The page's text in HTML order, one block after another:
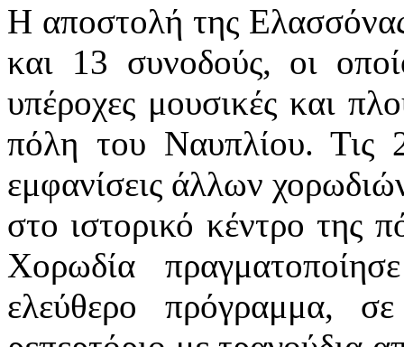
Η αποστολή της
και 13 συνοδούς, οι
υπέροχες μουσικές και
πόλη του Ναυπλίου. Τις
εμφανίσεις άλλων
στο ιστορικό κέντρο της
Χορωδία
ελεύθερο πρόγραμμα,